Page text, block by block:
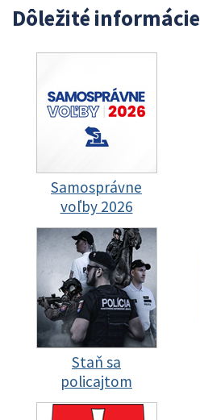
Dôležité informácie
Samosprávne
voľby 2026
Staň sa
policajtom